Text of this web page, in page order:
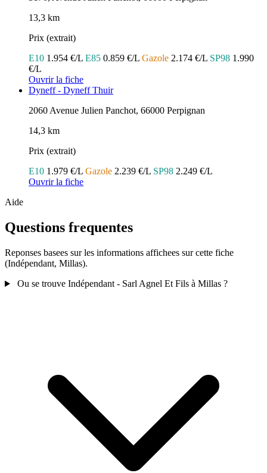
13,3 km
Prix (extrait)
E10 1.954 €/L E85 0.859 €/L Gazole 2.174 €/L SP98 1.990
€/L
Ouvrir la fiche
Dyneff - Dyneff Thuir
2060 Avenue Julien Panchot, 66000 Perpignan
14,3 km
Prix (extrait)
E10 1.979 €/L Gazole 2.239 €/L SP98 2.249 €/L
Ouvrir la fiche
Aide
Questions frequentes
Reponses basees sur les informations affichees sur cette fiche
(Indépendant, Millas).
Ou se trouve Indépendant - Sarl Agnel Et Fils à Millas ?